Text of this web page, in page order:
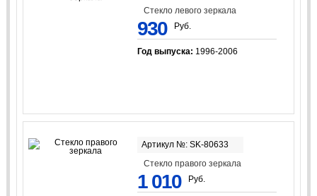
Стекло левого зеркала
930 Руб.
Год выпуска: 1996-2006
Артикул №: SK-80633
Стекло правого зеркала
1 010 Руб.